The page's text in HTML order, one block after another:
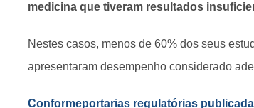
medicina que tiveram resultados
Nestes casos, menos de 60% dos seus
apresentaram desempenho considerado
Conformeportarias regulatórias